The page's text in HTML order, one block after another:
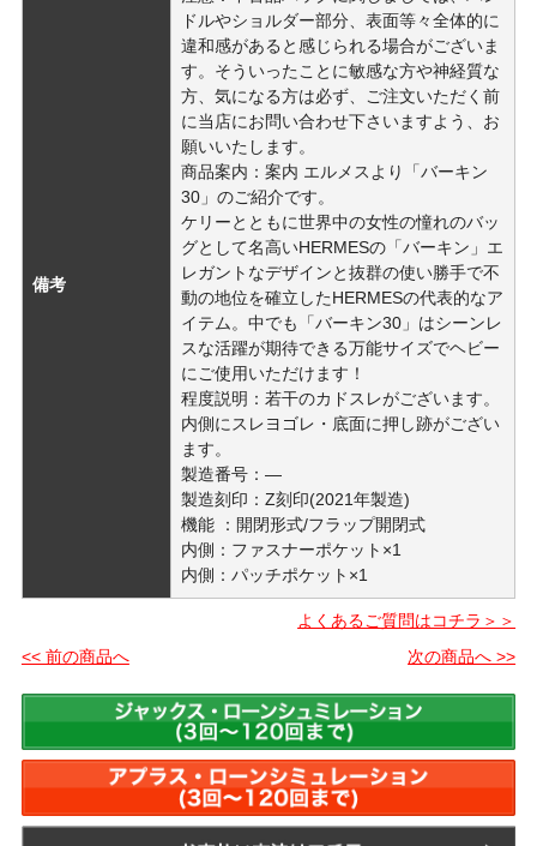
備考
ドルやショルダー部分、表面等々全体的に
違和感があると感じられる場合がございま
す。そういったことに敏感な方や神経質な
方、気になる方は必ず、ご注文いただく前
に当店にお問い合わせ下さいますよう、お
願いいたします。
商品案内：案内 エルメスより「バーキン
30」のご紹介です。
ケリーとともに世界中の女性の憧れのバッ
グとして名高いHERMESの「バーキン」エ
レガントなデザインと抜群の使い勝手で不
動の地位を確立したHERMESの代表的なア
イテム。中でも「バーキン30」はシーンレ
スな活躍が期待できる万能サイズでヘビー
にご使用いただけます！
程度説明：若干のカドスレがございます。
内側にスレヨゴレ・底面に押し跡がござい
ます。
製造番号：―
製造刻印：Z刻印(2021年製造)
機能 ：開閉形式/フラップ開閉式
内側：ファスナーポケット×1
内側：パッチポケット×1
よくあるご質問はコチラ＞＞
<< 前の商品へ
次の商品へ >>